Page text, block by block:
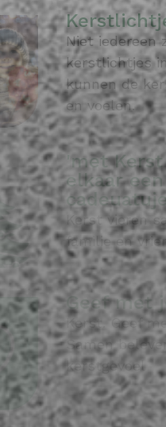
Niet iedereen
kerstlichtjes
kunnen de
en voelen.
'met
elkaar een
Kerst vieren
familie en
Geef met
Kerst. Geef
Samen
kerstgevoel